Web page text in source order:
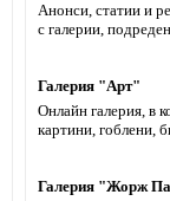
Анонси, статии и
с галерии,
Галерия "Арт"
Онлайн галерия, в
картини, гоблени,
Галерия "Жорж